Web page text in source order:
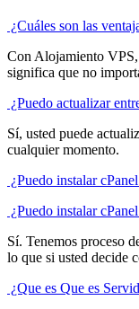
¿Cuáles son las
Con Alojamiento
significa que no
¿Puedo actualizar
Sí, usted puede
cualquier momento.
¿Puedo instalar
¿Puedo instalar
Sí. Tenemos proceso
lo que si usted decide
¿Que es Que es